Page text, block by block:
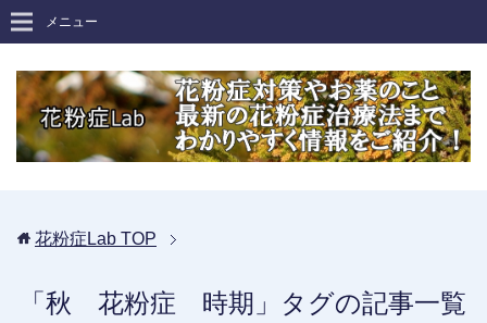
メニュー
花粉症Lab TOP
「秋 花粉症 時期」タグの記事一覧